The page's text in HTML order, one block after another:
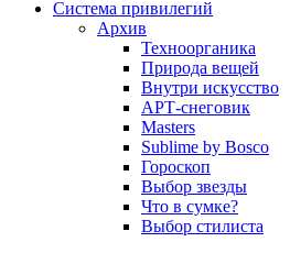
Система привилегий
Архив
Техноорганика
Природа вещей
Внутри искусство
АРТ-снеговик
Masters
Sublime by Bosco
Гороскоп
Выбор звезды
Что в сумке?
Выбор стилиста